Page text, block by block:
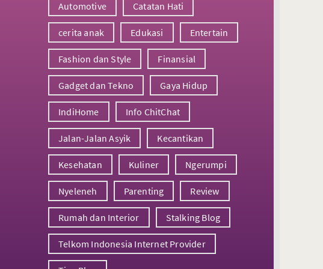
Automotive Catatan Hati
cerita anak Edukasi Entertain
Fashion dan Style Finansial
Gadget dan Tekno Gaya Hidup
IndiHome Info ChitChat
Jalan-Jalan Asyik Kecantikan
Kesehatan Kuliner Ngerumpi
Nyeleneh Parenting Review
Rumah dan Interior Stalking Blog
Telkom Indonesia Internet Provider